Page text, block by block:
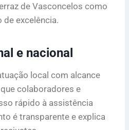
de Vasconcelos como
excelência.
e nacional
local com alcance
colaboradores e
rápido à assistência
é transparente e explica